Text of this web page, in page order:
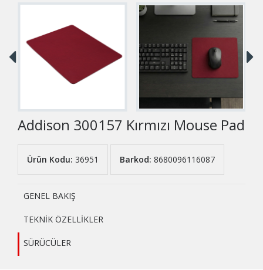
Addison 300157 Kırmızı Mouse Pad
Ürün Kodu: 36951 Barkod: 8680096116087
GENEL BAKIŞ
TEKNİK ÖZELLİKLER
SÜRÜCÜLER